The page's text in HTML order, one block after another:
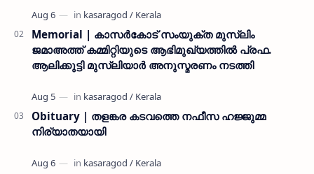
മകളാണ് ● വിവരമറിഞ്ഞ് ജനപ്ര…
Memorial | കാസർകോട് സംയുക്ത മുസ്ലിം
ജമാഅത്ത് കമ്മിറ്റിയുടെ ആഭിമുഖ്യത്തിൽ പ്രഫ.
ആലിക്കുട്ടി മുസ്ലിയാർ അനുസ്മരണം നടത്തി
Obituary | തളങ്കര കടവത്തെ നഫീസ ഹജ്ജുമ്മ
നിര്യാതയായി